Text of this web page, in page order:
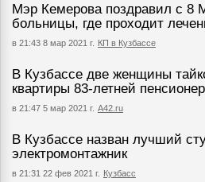
Мэр Кемерова поздравил с 8
больницы, где проходит
в 21:43 8 мар 2021 г. КП в Кузбассе
В Кузбассе две женщины
квартиры 83-летней
в 21:47 5 мар 2021 г. А42.ru
В Кузбассе назван лучший
электромонтажник
в 21:31 22 фев 2021 г. Кузбасс